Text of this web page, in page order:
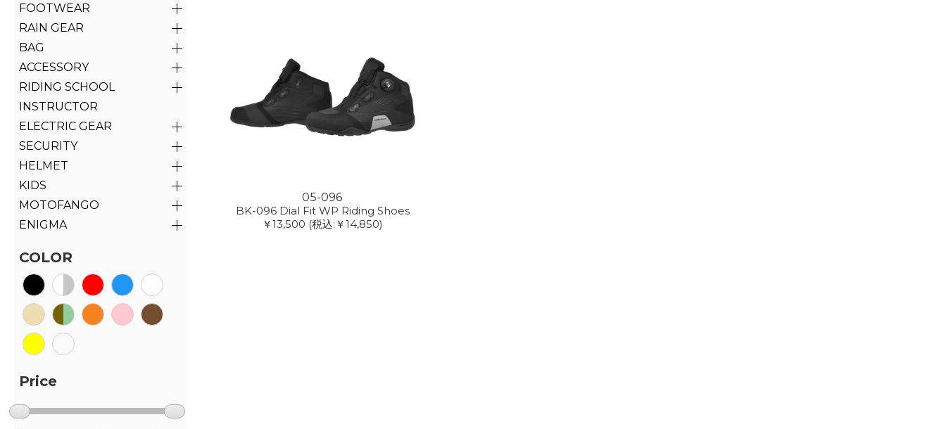
FOOTWEAR
RAIN GEAR
BAG
ACCESSORY
RIDING SCHOOL
INSTRUCTOR
ELECTRIC GEAR
SECURITY
HELMET
KIDS
MOTOFANGO
ENIGMA
COLOR
Price
05-096
BK-096 Dial Fit WP Riding Shoes
￥13,500 (税込:￥14,850)